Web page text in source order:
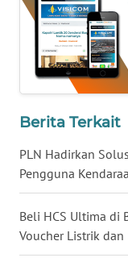
Berita Terkait
PLN Hadirkan
Pengguna
Beli HCS Ultima di
Voucher Listrik
WN
SULUT
WN
MALUKU
MALUT
WN
DAIRI
WN